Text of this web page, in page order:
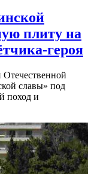
плиту на
героя
славы» под
поход и